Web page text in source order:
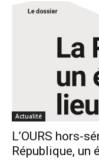
Actualité
L’OURS hors-
République, un